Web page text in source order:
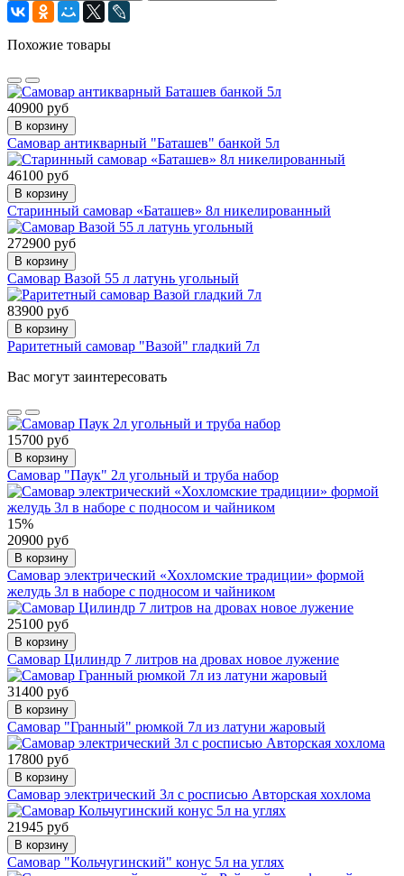
Похожие товары
40900 руб
В корзину
Самовар антикварный "Баташев" банкой 5л
46100 руб
В корзину
Старинный самовар «Баташев» 8л никелированный
272900 руб
В корзину
Самовар Вазой 55 л латунь угольный
83900 руб
В корзину
Раритетный самовар "Вазой" гладкий 7л
Вас могут заинтересовать
15700 руб
В корзину
Самовар "Паук" 2л угольный и труба набор
15%
20900 руб
В корзину
Самовар электрический «Хохломские традиции» формой
желудь 3л в наборе с подносом и чайником
25100 руб
В корзину
Самовар Цилиндр 7 литров на дровах новое лужение
31400 руб
В корзину
Самовар "Гранный" рюмкой 7л из латуни жаровый
17800 руб
В корзину
Самовар электрический 3л с росписью Авторская хохлома
21945 руб
В корзину
Самовар "Кольчугинский" конус 5л на углях